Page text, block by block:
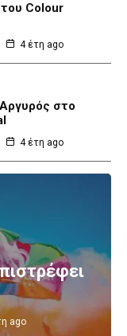
Colour
4 έτη ago
στο
4 έτη ago
ago